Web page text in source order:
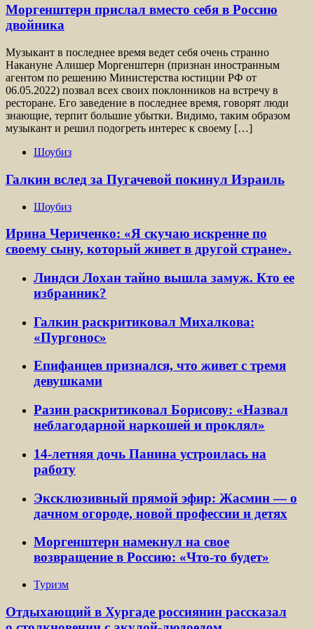
Моргенштерн прислал вместо себя в Россию
двойника
Музыкант в последнее время ведет себя очень странно
Накануне Алишер Моргенштерн (признан иностранным
агентом по решению Министерства юстиции РФ от
06.05.2022) позвал всех своих поклонников на встречу в
ресторане. Его заведение в последнее время, говорят люди
знающие, терпит большие убытки. Видимо, таким образом
музыкант и решил подогреть интерес к своему […]
Шоубиз
Галкин вслед за Пугачевой покинул Израиль
Шоубиз
Ирина Чериченко: «Я скучаю искренне по
своему сыну, который живет в другой стране».
Линдси Лохан тайно вышла замуж. Кто ее
избранник?
Галкин раскритиковал Михалкова:
«Пургонос»
Епифанцев признался, что живет с тремя
девушками
Разин раскритиковал Борисову: «Назвал
неблагодарной наркошей и проклял»
14-летняя дочь Панина устроилась на
работу
Эксклюзивный прямой эфир: Жасмин — о
дачном огороде, новой профессии и детях
Моргенштерн намекнул на свое
возвращение в Россию: «Что-то будет»
Туризм
Отдыхающий в Хургаде россиянин рассказал